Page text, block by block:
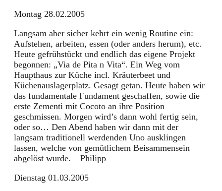
Montag 28.02.2005
Langsam aber sicher kehrt ein wenig Routine ein:
Aufstehen, arbeiten, essen (oder anders herum), etc.
Heute gefrühstückt und endlich das eigene Projekt
begonnen: „Via de Pita n Vita“. Ein Weg vom
Haupthaus zur Küche incl. Kräuterbeet und
Küchenauslagerplatz. Gesagt getan. Heute haben wir
das fundamentale Fundament geschaffen, sowie die
erste Zementi mit Cocoto an ihre Position
geschmissen. Morgen wird’s dann wohl fertig sein,
oder so… Den Abend haben wir dann mit der
langsam traditionell werdenden Uno ausklingen
lassen, welche von gemütlichem Beisammensein
abgelöst wurde. – Philipp
Dienstag 01.03.2005